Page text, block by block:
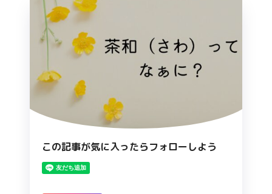
この記事が気に入ったらフォローしよう